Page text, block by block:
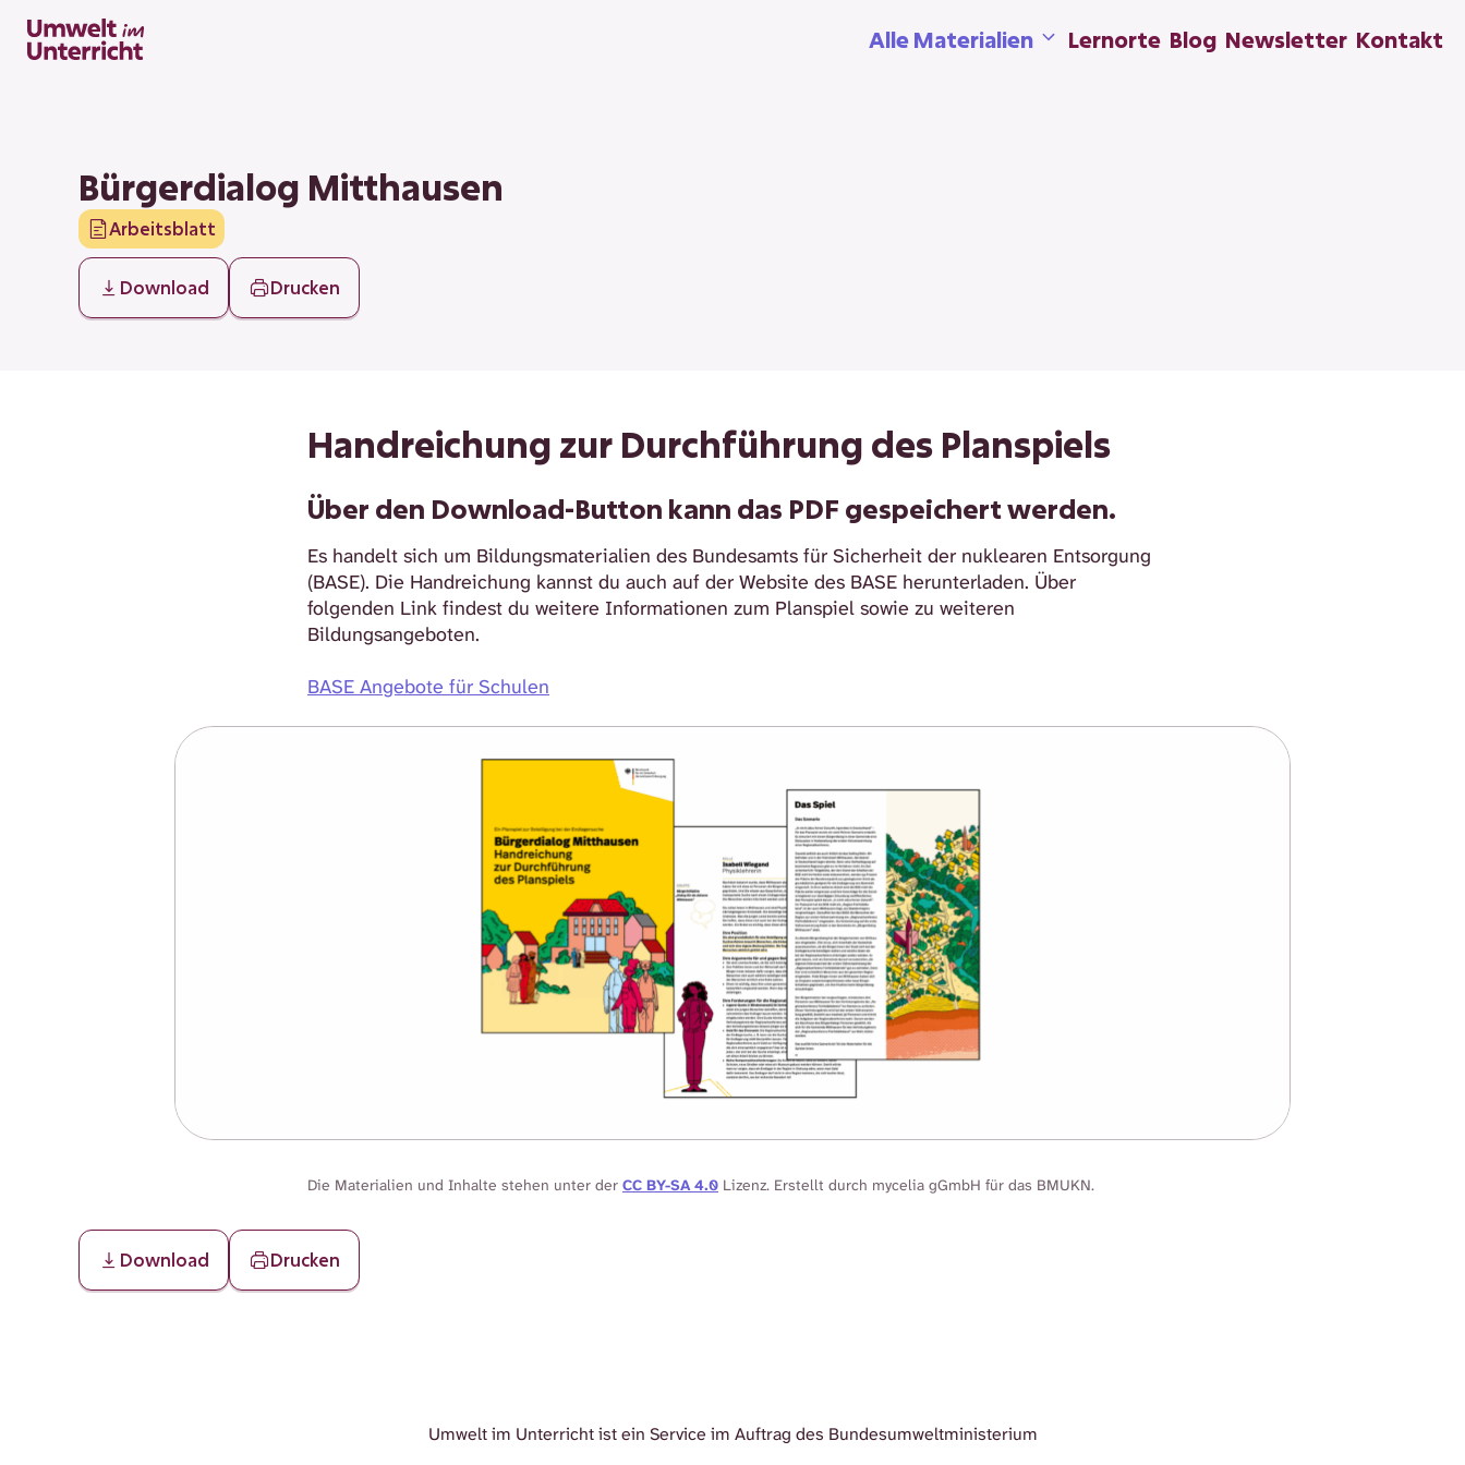
Inhalt
springen
Alle Materialien Lernorte Blog Newsletter Kontakt
Bürgerdialog Mitthausen
Arbeitsblatt
Download Drucken
Handreichung zur Durchführung des Planspiels
Über den Download-Button kann das PDF gespeichert werden.
Es handelt sich um Bildungsmaterialien des Bundesamts für Sicherheit der nuklearen Entsorgung
(BASE). Die Handreichung kannst du auch auf der Website des BASE herunterladen. Über
folgenden Link findest du weitere Informationen zum Planspiel sowie zu weiteren
Bildungsangeboten.
BASE Angebote für Schulen
Die Materialien und Inhalte stehen unter der CC BY-SA 4.0 Lizenz. Erstellt durch mycelia gGmbH für das BMUKN.
Download Drucken
Umwelt im Unterricht ist ein Service im Auftrag des Bundesumweltministerium